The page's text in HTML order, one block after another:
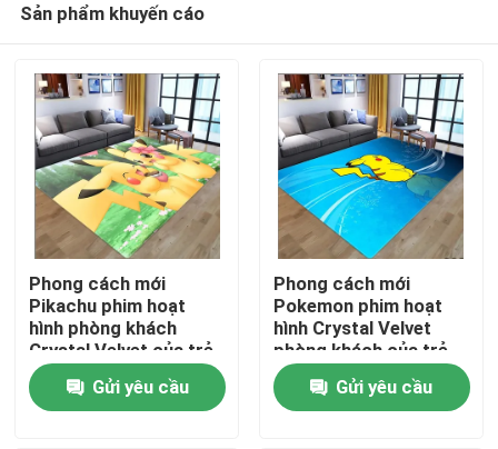
Trang chủ
Sản phẩm khuyến cáo
Phong cách mới
Pikachu phim hoạt
hình phòng khách
Crystal Velvet của trẻ
em, phòng ngủ phòng
khách sàn thảm
Gửi yêu cầu
Phong cách mới
Pokemon phim hoạt
hình Crystal Velvet
phòng khách của trẻ
em, phòng ngủ phòng
khách sàn thảm
Gửi yêu cầu